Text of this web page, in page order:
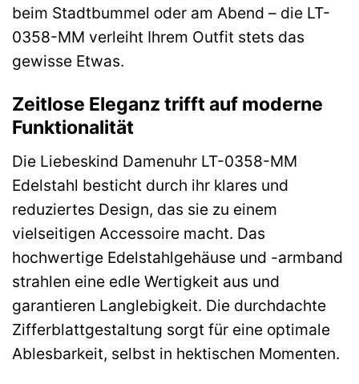
beim Stadtbummel oder am Abend – die LT-
0358-MM verleiht Ihrem Outfit stets das
gewisse Etwas.
Zeitlose Eleganz trifft auf moderne
Funktionalität
Die Liebeskind Damenuhr LT-0358-MM
Edelstahl besticht durch ihr klares und
reduziertes Design, das sie zu einem
vielseitigen Accessoire macht. Das
hochwertige Edelstahlgehäuse und -armband
strahlen eine edle Wertigkeit aus und
garantieren Langlebigkeit. Die durchdachte
Zifferblattgestaltung sorgt für eine optimale
Ablesbarkeit, selbst in hektischen Momenten.